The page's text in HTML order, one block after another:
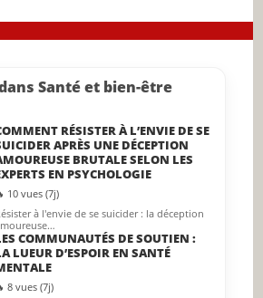
close
the
Santé et bien-être
RÉSISTER À L’ENVIE DE SE
APRÈS UNE DÉCEPTION
BRUTALE SELON LES
EN PSYCHOLOGIE
10 vues (7j)
à l'envie de se suicider : la déception
COMMUNAUTÉS DE SOUTIEN :
LUEUR D’ESPOIR EN SANTÉ
8 vues (7j)